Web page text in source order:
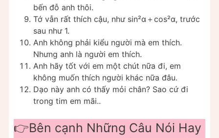
bến đỗ anh thôi.
Tớ vẫn rất thích cậu, như sin²α＋cos²α, trước
sau như 1.
Anh không phải kiểu người mà em thích.
Nhưng anh là người em thích.
Anh hãy tốt với em một chút nữa đi, em
không muốn thích người khác nữa đâu.
Dạo này anh có thấy mỏi chân? Sao cứ đi
trong tim em mãi..
👉Bên cạnh Những Câu Nói Hay